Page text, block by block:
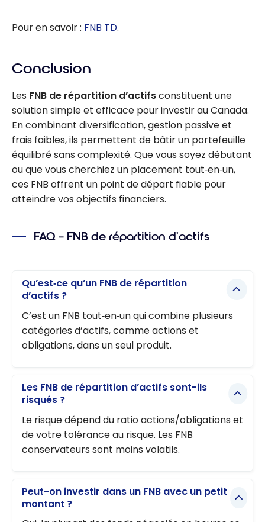
Pour en savoir : FNB TD.
Conclusion
Les FNB de répartition d’actifsconstituent une
solution simple et efficace pour investir au Canada.
En combinant diversification, gestion passive et
frais faibles, ils permettent de bâtir un portefeuille
équilibré sans complexité. Que vous soyez débutant
ou que vous cherchiez un placement tout‑en‑un,
ces FNB offrent un point de départ fiable pour
atteindre vos objectifs financiers.
FAQ – FNB de répartition d’actifs
Qu’est‑ce qu’un FNB de répartition
d’actifs ?
C’est un FNB tout‑en‑un qui combine plusieurs
catégories d’actifs, comme actions et
obligations, dans un seul produit.
Les FNB de répartition d’actifs sont-ils
risqués ?
Le risque dépend du ratio actions/obligations et
de votre tolérance au risque. Les FNB
conservateurs sont moins volatils.
Peut-on investir dans un FNB avec un petit
montant ?